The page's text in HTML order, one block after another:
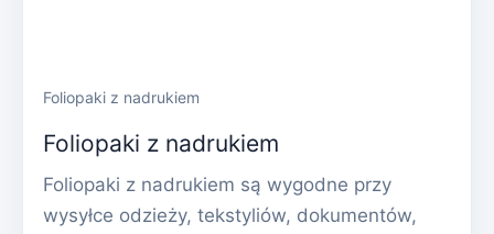
Foliopaki z nadrukiem
Foliopaki z nadrukiem
Foliopaki z nadrukiem są wygodne przy
wysyłce odzieży, tekstyliów, dokumentów,